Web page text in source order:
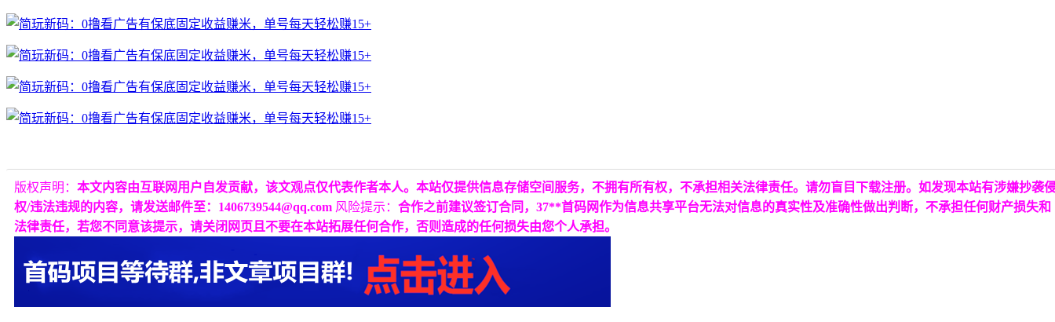
版权声明： 本文内容由互联网用户自发贡献，该文观点仅代表作者本人。本站仅提供信息存储空间服务，不拥有所有权，不承担相关法律责任。请勿盲目下载注册。如发现本站有涉嫌抄袭
权/违法违规的内容，请发送邮件至：1406739544@qq.com 风险提示： 合作之前建议签订合同，37**首码网作为信息共享平台无法对信息的真实性及准确性做出判断，不承担任何财产损失和
法律责任，若您不同意该提示，请关闭网页且不要在本站拓展任何合作，否则造成的任何损失由您个人承担。